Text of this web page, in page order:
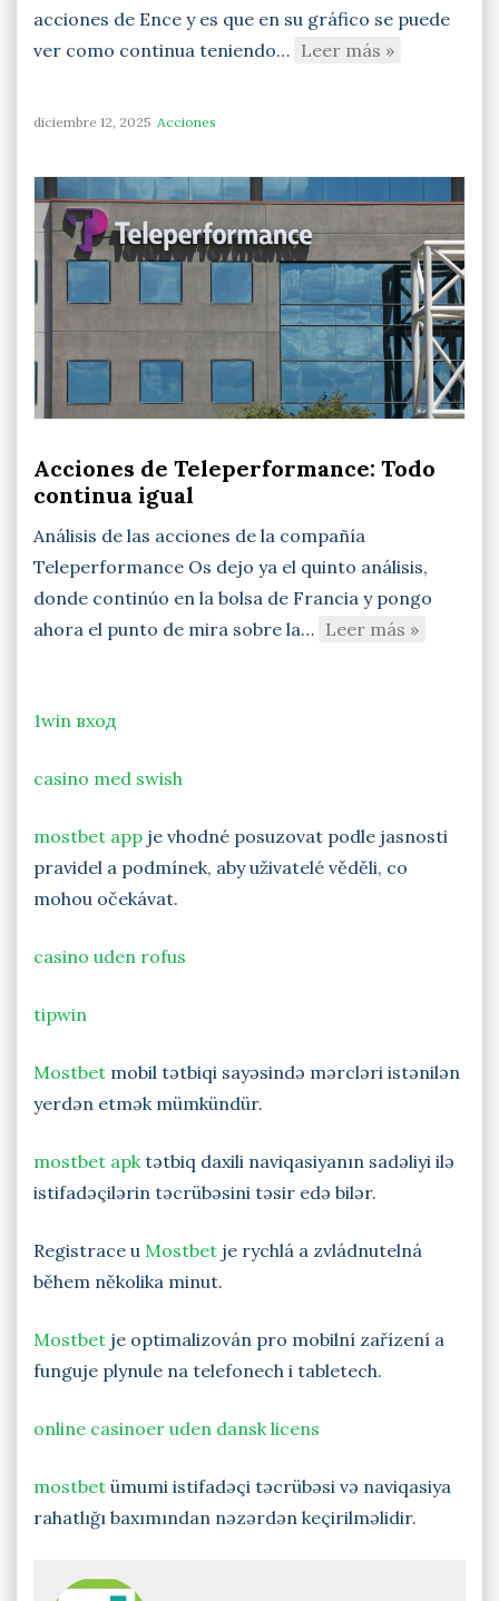
acciones de Ence y es que en su gráfico se puede
ver como continua teniendo… Leer más »
diciembre 12, 2025 Acciones
Acciones de Teleperformance: Todo
continua igual
Análisis de las acciones de la compañía
Teleperformance Os dejo ya el quinto análisis,
donde continúo en la bolsa de Francia y pongo
ahora el punto de mira sobre la… Leer más »
1win вход
casino med swish
mostbet app je vhodné posuzovat podle jasnosti
pravidel a podmínek, aby uživatelé věděli, co
mohou očekávat.
casino uden rofus
tipwin
Mostbet mobil tətbiqi sayəsində mərcləri istənilən
yerdən etmək mümkündür.
mostbet apktətbiq daxili naviqasiyanın sadəliyi ilə
istifadəçilərin təcrübəsini təsir edə bilər.
Registrace u Mostbet je rychlá a zvládnutelná
během několika minut.
Mostbet je optimalizován pro mobilní zařízení a
funguje plynule na telefonech i tabletech.
online casinoer uden dansk licens
mostbet ümumi istifadəçi təcrübəsi və naviqasiya
rahatlığı baxımından nəzərdən keçirilməlidir.